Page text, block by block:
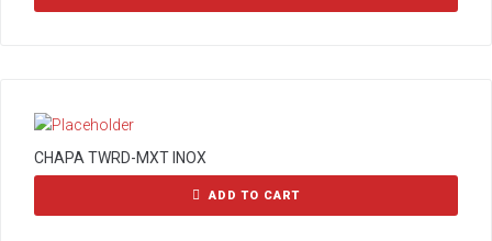
CHAPA TWRD-MXT INOX
ADD TO CART